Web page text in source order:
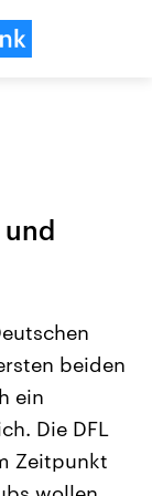
Beiträge,
und
die Vereinigten
Ländern
Einfluss auf
beiden
ein
Die DFL
Zeitpunkt